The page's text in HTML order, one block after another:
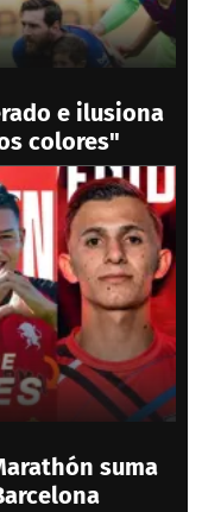
e ilusiona
colores"
suma